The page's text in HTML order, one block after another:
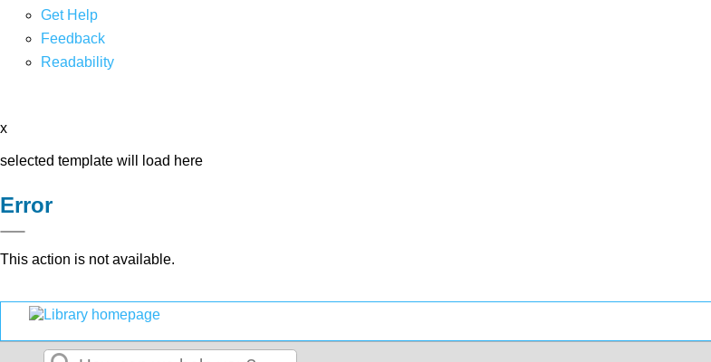
Get Help
Feedback
Readability
x
selected template will load here
Error
This action is not available.